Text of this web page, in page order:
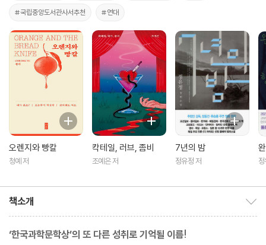
#국립중앙도서관사서추천 #연대
오렌지와 빵칼
청예 저
칵테일, 러브, 좀비
조예은 저
7년의 밤
정유정 저
책소개
‘한국과학문학상’의 또 다른 성취로 기억될 이름!